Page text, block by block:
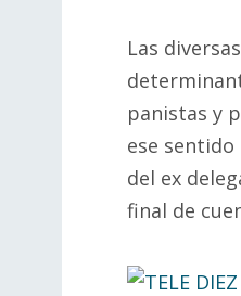
Las
panistas y
ese
del ex
final de